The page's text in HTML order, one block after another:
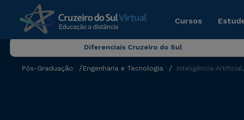
Cursos
Diferenciais Cruzeiro do Sul
Pós-Graduação Engenharia e Tecnologia Inteligência